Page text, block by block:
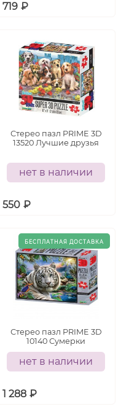
719 ₽
Стерео пазл PRIME 3D
13520 Лучшие друзья
нет в наличии
550 ₽
Стерео пазл PRIME 3D
10140 Сумерки
нет в наличии
1 288 ₽